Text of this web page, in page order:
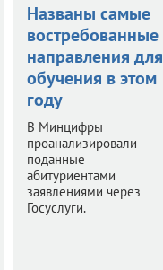
Названы самые
востребованные
направления для
обучения в этом
году
В Минцифры
проанализировали
поданные
абитуриентами
заявлениями через
Госуслуги.